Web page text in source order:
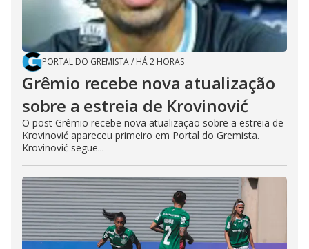
PORTAL DO GREMISTA/ HÁ 2 HORAS
Grêmio recebe nova atualização
sobre a estreia de Krovinović
O post Grêmio recebe nova atualização sobre a estreia de
Krovinović apareceu primeiro em Portal do Gremista.
Krovinović segue...